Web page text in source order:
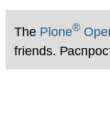
The Plone®
friends.